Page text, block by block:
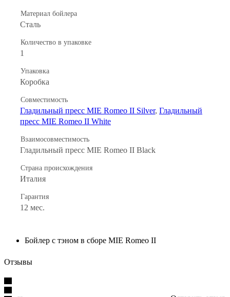
Материал бойлера
Сталь
Количество в упаковке
1
Упаковка
Коробка
Совместимость
Гладильный пресс MIE Romeo II Silver, Гладильный
пресс MIE Romeo II White
Взаимосовместимость
Гладильный пресс MIE Romeo II Black
Страна происхождения
Италия
Гарантия
12 мес.
Бойлер с тэном в сборе MIE Romeo II
Отзывы